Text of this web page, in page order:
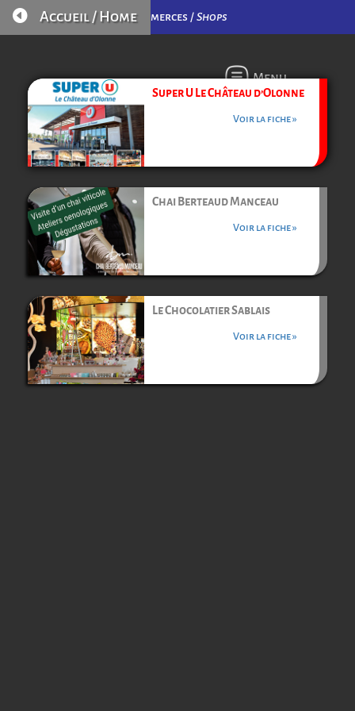
Commerces /Shops
 Accueil / Home
Menu
Super U Le Château d’Olonne
Voir la fiche »
Chai Berteaud Manceau
Voir la fiche »
Le Chocolatier Sablais
Voir la fiche »